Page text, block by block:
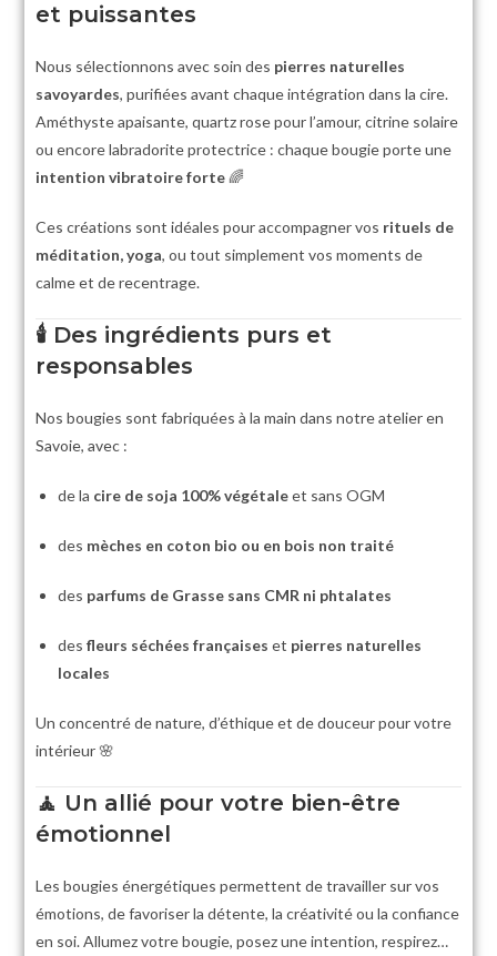
et puissantes
Nous sélectionnons avec soin des pierres naturelles
savoyardes, purifiées avant chaque intégration dans la cire.
Améthyste apaisante, quartz rose pour l’amour, citrine solaire
ou encore labradorite protectrice : chaque bougie porte une
intention vibratoire forte 🌈
Ces créations sont idéales pour accompagner vos rituels de
méditation, yoga, ou tout simplement vos moments de
calme et de recentrage.
🕯️ Des ingrédients purs et
responsables
Nos bougies sont fabriquées à la main dans notre atelier en
Savoie, avec :
de la cire de soja 100% végétaleet sans OGM
des mèches en coton bio ou en bois non traité
des parfums de Grasse sans CMR ni phtalates
desfleurs séchées françaises et pierres naturelles
locales
Un concentré de nature, d’éthique et de douceur pour votre
intérieur 🌸
🧘 Un allié pour votre bien-être
émotionnel
Les bougies énergétiques permettent de travailler sur vos
émotions, de favoriser la détente, la créativité ou la confiance
en soi. Allumez votre bougie, posez une intention, respirez…